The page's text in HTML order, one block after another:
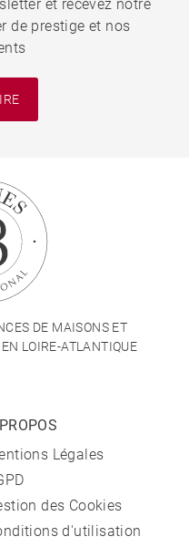
et recevez notre
de prestige et nos
DE MAISONS ET
LOIRE-ATLANTIQUE
Légales
des Cookies
d'utilisation